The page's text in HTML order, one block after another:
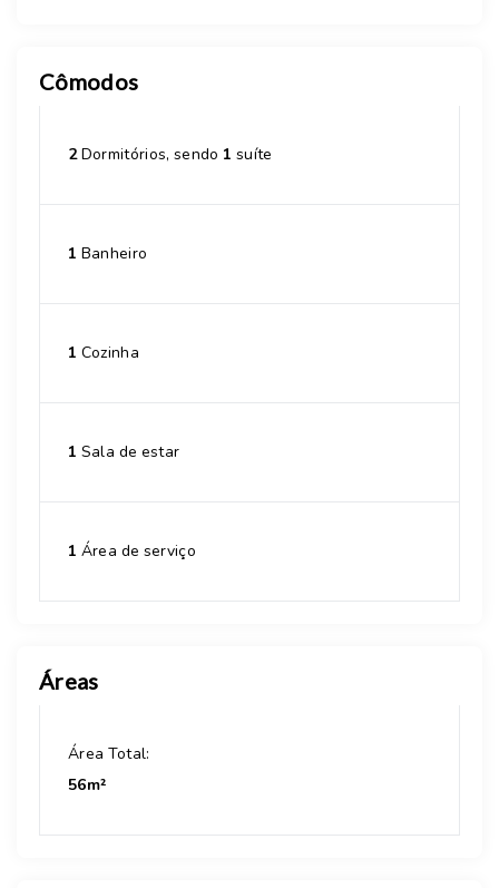
Cômodos
2Dormitórios, sendo 1 suíte
1 Banheiro
1 Cozinha
1 Sala de estar
1 Área de serviço
Áreas
Área Total:
56m²